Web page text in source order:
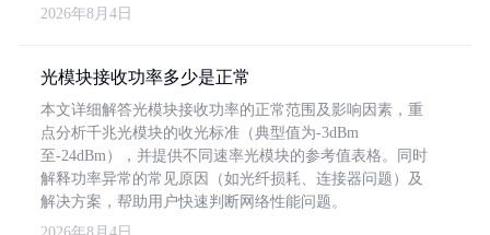
2026年8月4日
光模块接收功率多少是正常
本文详细解答光模块接收功率的正常范围及影响因素，重
点分析千兆光模块的收光标准（典型值为-3dBm
至-24dBm），并提供不同速率光模块的参考值表格。同时
解释功率异常的常见原因（如光纤损耗、连接器问题）及
解决方案，帮助用户快速判断网络性能问题。